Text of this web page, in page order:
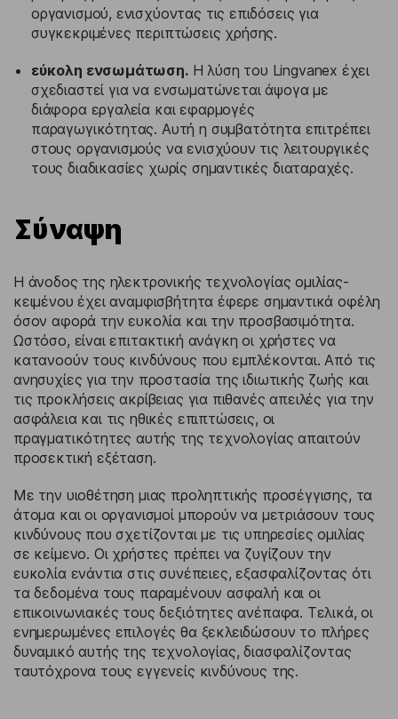
οργανισμού, ενισχύοντας τις επιδόσεις για
συγκεκριμένες περιπτώσεις χρήσης.
εύκολη ενσωμάτωση.Η λύση του Lingvanex έχει
σχεδιαστεί για να ενσωματώνεται άψογα με
διάφορα εργαλεία και εφαρμογές
παραγωγικότητας. Αυτή η συμβατότητα επιτρέπει
στους οργανισμούς να ενισχύουν τις λειτουργικές
τους διαδικασίες χωρίς σημαντικές διαταραχές.
Σύναψη
Η άνοδος της ηλεκτρονικής τεχνολογίας ομιλίας-
κειμένου έχει αναμφισβήτητα έφερε σημαντικά οφέλη
όσον αφορά την ευκολία και την προσβασιμότητα.
Ωστόσο, είναι επιτακτική ανάγκη οι χρήστες να
κατανοούν τους κινδύνους που εμπλέκονται. Από τις
ανησυχίες για την προστασία της ιδιωτικής ζωής και
τις προκλήσεις ακρίβειας για πιθανές απειλές για την
ασφάλεια και τις ηθικές επιπτώσεις, οι
πραγματικότητες αυτής της τεχνολογίας απαιτούν
προσεκτική εξέταση.
Με την υιοθέτηση μιας προληπτικής προσέγγισης, τα
άτομα και οι οργανισμοί μπορούν να μετριάσουν τους
κινδύνους που σχετίζονται με τις υπηρεσίες ομιλίας
σε κείμενο. Οι χρήστες πρέπει να ζυγίζουν την
ευκολία ενάντια στις συνέπειες, εξασφαλίζοντας ότι
τα δεδομένα τους παραμένουν ασφαλή και οι
επικοινωνιακές τους δεξιότητες ανέπαφα. Τελικά, οι
ενημερωμένες επιλογές θα ξεκλειδώσουν το πλήρες
δυναμικό αυτής της τεχνολογίας, διασφαλίζοντας
ταυτόχρονα τους εγγενείς κινδύνους της.